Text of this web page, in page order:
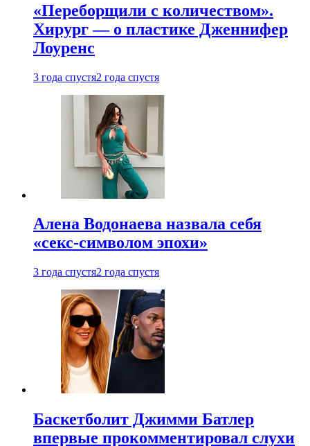
«Переборщили с количеством».
Хирург — о пластике Дженнифер
Лоуренс
3 года спустя2 года спустя
Алена Водонаева назвала себя
«секс-символом эпохи»
3 года спустя2 года спустя
Баскетболит Джимми Батлер
впервые прокомментировал слухи